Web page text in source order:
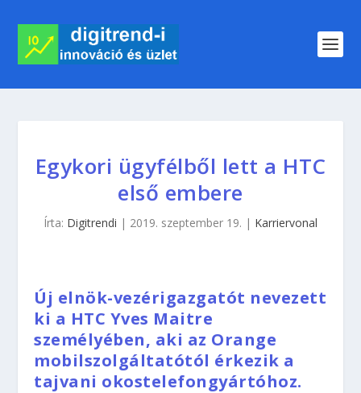
Egykori ügyfélből lett a HTC
első embere
Írta: Digitrendi | 2019. szeptember 19. | Karriervonal
Új elnök-vezérigazgatót nevezett
ki a HTC Yves Maitre
személyében, aki az Orange
mobilszolgáltatótól érkezik a
tajvani okostelefongyártóhoz.